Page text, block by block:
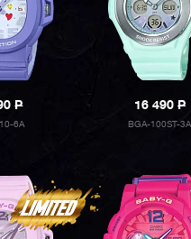
P
6A
16 490 P
BGA-100ST-3A